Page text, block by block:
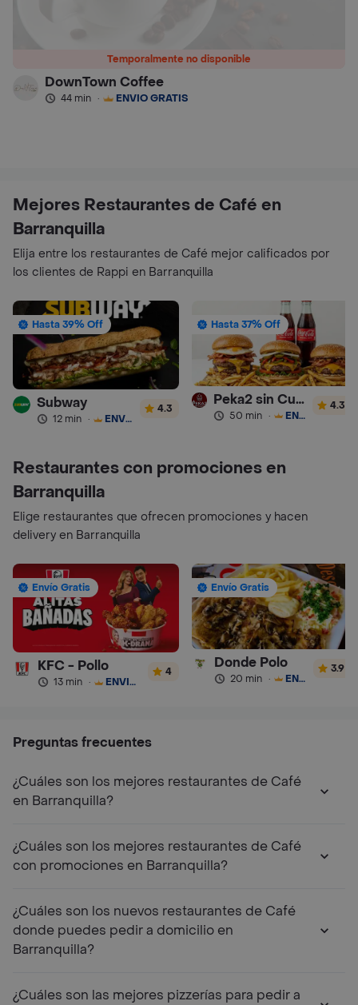
Temporalmente no disponible
DownTown Coffee
44 min · ENVÍO GRATIS
Mejores Restaurantes de Café en
Barranquilla
Elija entre los restaurantes de Café mejor calificados por
los clientes de Rappi en Barranquilla
Hasta 39% Off
Subway
12 min · ENVÍO GRATIS
4.3
Hasta 37% Off
Peka2 sin Culpa Lourdes
50 min · ENVÍO GRATIS
4.3
Restaurantes con promociones en
Barranquilla
Elige restaurantes que ofrecen promociones y hacen
delivery en Barranquilla
Envío Gratis
KFC - Pollo
13 min · ENVÍO GRATIS
4
Envío Gratis
Donde Polo
20 min · ENVÍO GRATIS
3.9
Preguntas frecuentes
¿Cuáles son los mejores restaurantes de Café
en Barranquilla?
¿Cuáles son los mejores restaurantes de Café
con promociones en Barranquilla?
¿Cuáles son los nuevos restaurantes de Café
donde puedes pedir a domicilio en
Barranquilla?
¿Cuáles son las mejores pizzerías para pedir a